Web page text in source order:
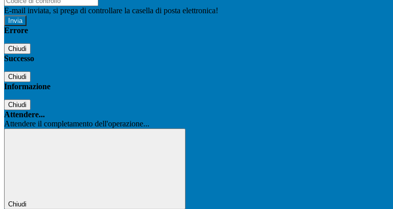
E-mail inviata, si prega di controllare la casella di posta elettronica!
Errore
Chiudi
Successo
Chiudi
Informazione
Chiudi
Attendere...
Attendere il completamento dell'operazione...
Chiudi